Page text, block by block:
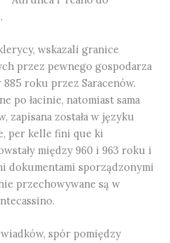
wskazali granice
przez pewnego gospodarza
roku przez Saracenów.
po łacinie, natomiast sama
zapisana została w języku
per kelle fini que ki
między 960 i 963 roku i
dokumentami sporządzonymi
przechowywane są w
spór pomiędzy